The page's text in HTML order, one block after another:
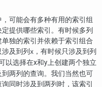
可能会有多种有用的索引组
提供哪些索引。有时候多列
独的索引并依赖于索引组合
及到列 x ，有时候只涉及到列
以选择在x和y上创建两个独立
两列的查询。我们当然也可
同时涉及到两列时，该索引